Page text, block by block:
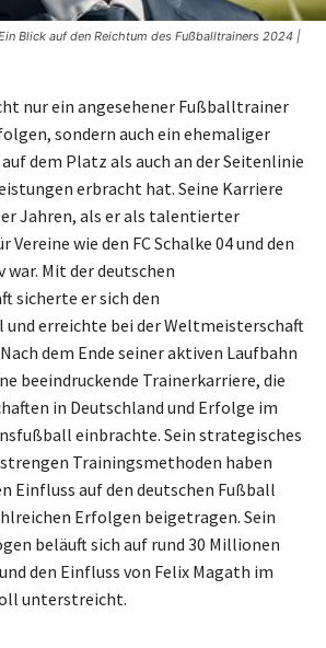
Blick auf den Reichtum des Fußballtrainers 2024 |
nur ein angesehener Fußballtrainer
sondern auch ein ehemaliger
dem Platz als auch an der Seitenlinie
erbracht hat. Seine Karriere
Jahren, als er als talentierter
wie den FC Schalke 04 und den
war. Mit der deutschen
sicherte er sich den
erreichte bei der Weltmeisterschaft
dem Ende seiner aktiven Laufbahn
beeindruckende Trainerkarriere, die
in Deutschland und Erfolge im
einbrachte. Sein strategisches
strengen Trainingsmethoden haben
Einfluss auf den deutschen Fußball
Erfolgen beigetragen. Sein
beläuft sich auf rund 30 Millionen
den Einfluss von Felix Magath im
unterstreicht.